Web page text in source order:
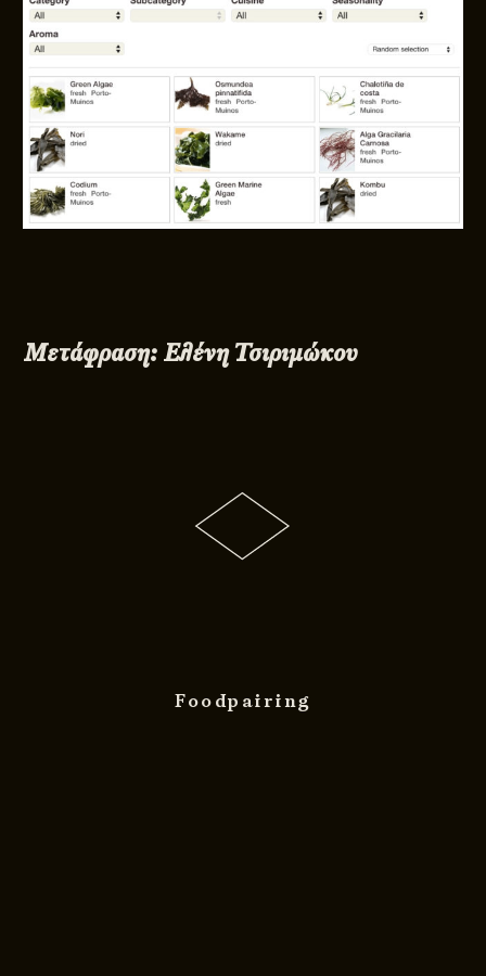
Μετάφραση: Ελένη Τσιριμώκου
Foodpairing